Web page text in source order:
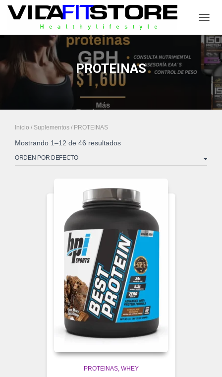
PROTEINAS
Inicio / Suplementos / PROTEINAS
Mostrando 1–12 de 46 resultados
PROTEINAS WHEY